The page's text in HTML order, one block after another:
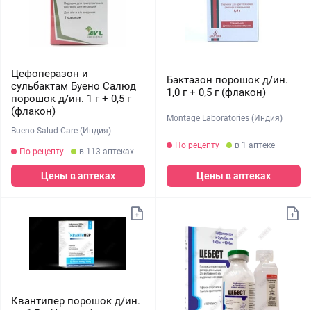
Цефоперазон и
сульбактам Буено Салюд
порошок д/ин. 1 г + 0,5 г
(флакон)
Bueno Salud Care (Индия)
По рецепту в 113 аптеках
Цены в аптеках
Бактазон порошок д/ин.
1,0 г + 0,5 г (флакон)
Montage Laboratories (Индия)
По рецепту в 1 аптеке
Цены в аптеках
Квантипер порошок д/ин.